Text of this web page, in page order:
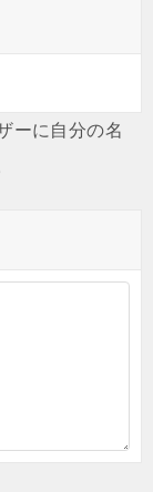
ーに自分の名